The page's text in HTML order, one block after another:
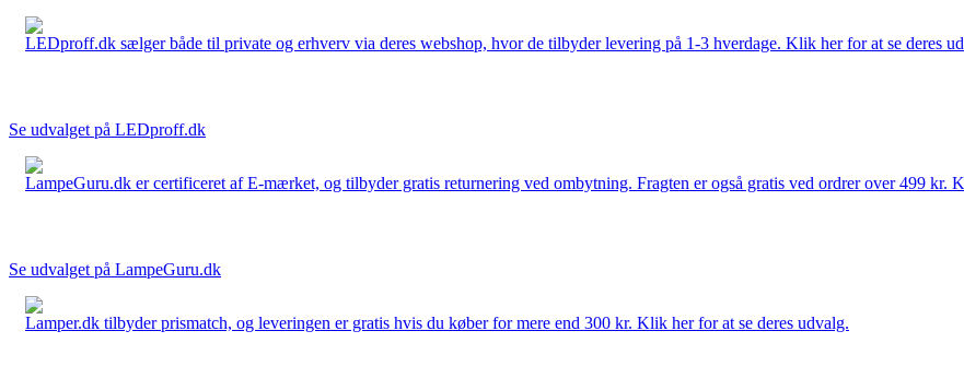
LEDproff.dk sælger både til private og erhverv via deres webshop, hvor de tilbyder levering på 1-3 hverdage. Klik her for at se deres
Se udvalget på LEDproff.dk
LampeGuru.dk er certificeret af E-mærket, og tilbyder gratis returnering ved ombytning. Fragten er også gratis ved ordrer over 499 kr.
Se udvalget på LampeGuru.dk
Lamper.dk tilbyder prismatch, og leveringen er gratis hvis du køber for mere end 300 kr. Klik her for at se deres udvalg.